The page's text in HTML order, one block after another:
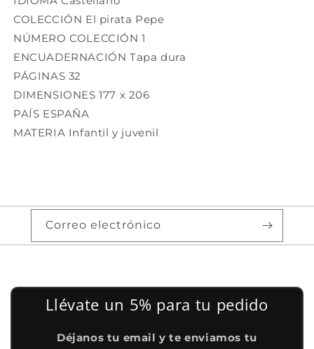
COLECCIÓN El pirata Pepe
NÚMERO COLECCIÓN1
ENCUADERNACIÓNTapa dura
PÁGINAS 32
DIMENSIONES177 x 206
PAÍS ESPAÑA
MATERIA Infantil y juvenil
Correo electrónico
Llévate un 5% para tu pedido
Déjanos tu email y te enviamos tu